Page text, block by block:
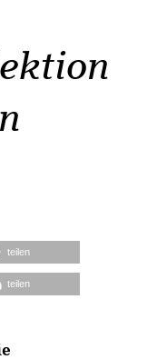
teilen
teilen